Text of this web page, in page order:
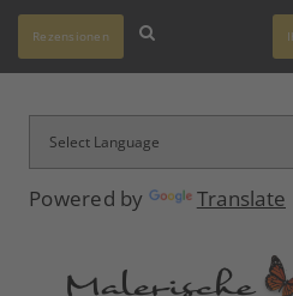
Powered by Translate
Rezensionen